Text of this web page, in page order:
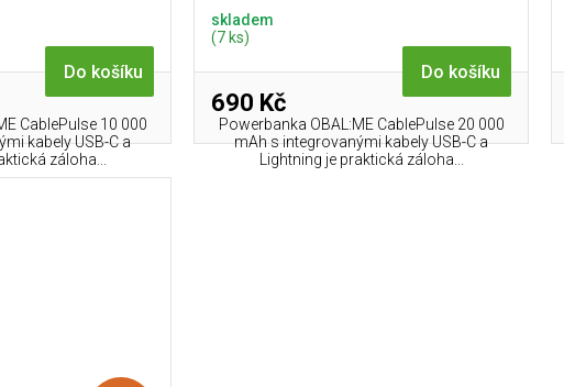
Do košíku
CablePulse 10 000
kabely USB-C a
záloha...
skladem
(7 ks)
690 Kč
Do košíku
Powerbanka OBAL:ME CablePulse 20 000
mAh s integrovanými kabely USB-C a
Lightning je praktická záloha...